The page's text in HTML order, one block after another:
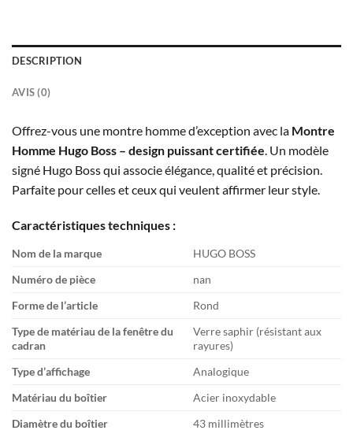
DESCRIPTION
AVIS (0)
Offrez-vous une montre homme d’exception avec la Montre
Homme Hugo Boss – design puissant certifiée . Un modèle
signé Hugo Boss qui associe élégance, qualité et précision.
Parfaite pour celles et ceux qui veulent affirmer leur style.
Caractéristiques techniques :
Nom de la marque
HUGO BOSS
Numéro de pièce
nan
Forme de l’article
Rond
Type de matériau de la fenêtre du
cadran
Verre saphir (résistant aux
rayures)
Type d’affichage
Analogique
Matériau du boîtier
Acier inoxydable
Diamètre du boîtier
43 millimètres